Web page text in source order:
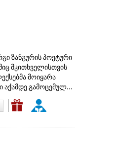
ზანგურის პოეტური
მკითხველისთვის
მოიყარა
აქამდე გამოცემულ...